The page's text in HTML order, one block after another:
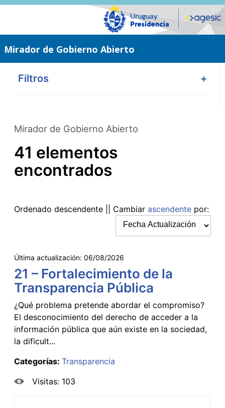
Saltar
Mirador de Gobierno Abierto
Filtros +
Mirador de Gobierno Abierto
41 elementos
encontrados
Ordenado descendente || Cambiar ascendente por:
Última actualización: 06/08/2026
21 – Fortalecimiento de la
Transparencia Pública
¿Qué problema pretende abordar el compromiso?
El desconocimiento del derecho de acceder a la
información pública que aún existe en la sociedad,
la dificult...
Categorías: Transparencia
Visitas: 103